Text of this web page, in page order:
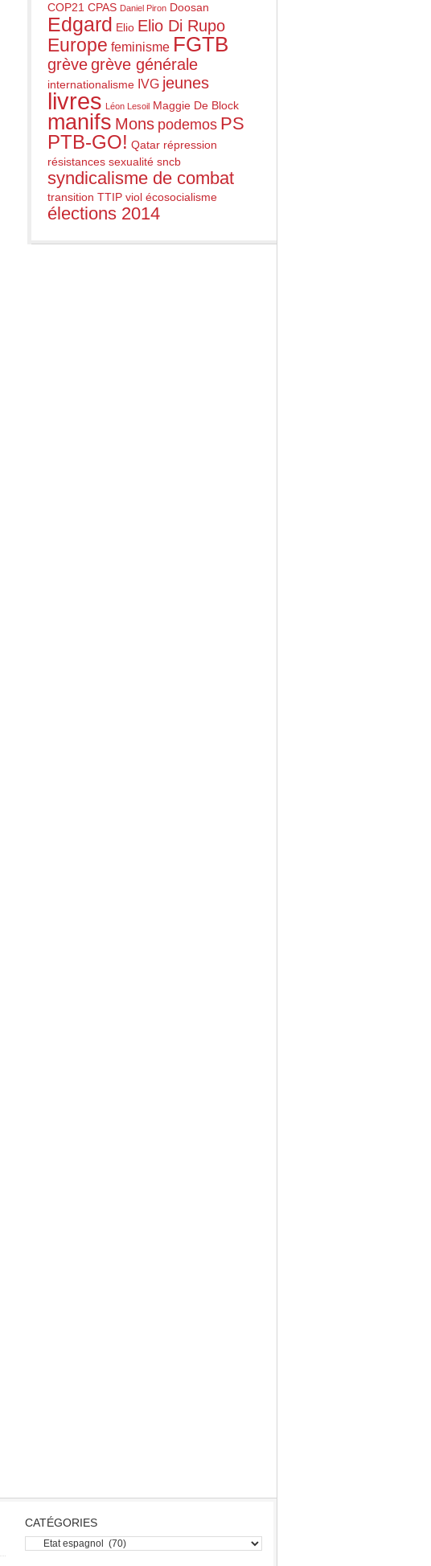
COP21 CPAS Daniel Piron Doosan
Edgard Elio Elio Di Rupo
Europe feminisme FGTB
grèvegrève générale
internationalisme IVG jeunes
livres Léon Lesoil Maggie De Block
manifs Mons podemos PS
PTB-GO! Qatar répression
résistances sexualité sncb
syndicalisme de combat
transition TTIP viol écosocialisme
élections 2014
CATÉGORIES
catégories